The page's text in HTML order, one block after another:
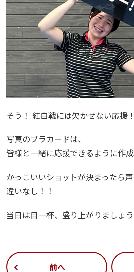
そう！ 紅白戦には欠かせない応援！
写真のプラカードは、
皆様と一緒に応援できるように作成
かっこいいショットが決まったら
違いなし！！
当日は目一杯、盛り上がりましょう
前へ